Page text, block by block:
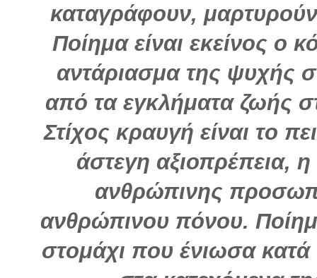
καταγράφουν,
Ποίημα είναι εκείνος ο
αντάριασμα της ψυχής
από τα εγκλήματα ζωής
Στίχος κραυγή είναι το
άστεγη αξιοπρέπεια,
ανθρώπινης
ανθρώπινου πόνου.
στομάχι που ένιωσα